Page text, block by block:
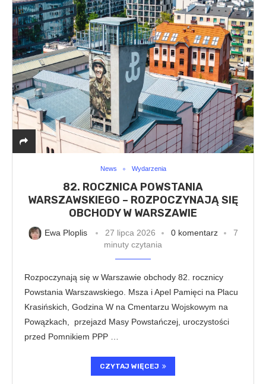
News Wydarzenia
82. ROCZNICA POWSTANIA
WARSZAWSKIEGO – ROZPOCZYNAJĄ SIĘ
OBCHODY W WARSZAWIE
Ewa Ploplis 27 lipca 2026 0 komentarz
7
minuty czytania
Rozpoczynają się w Warszawie obchody 82. rocznicy
Powstania Warszawskiego. Msza i Apel Pamięci na Placu
Krasińskich, Godzina W na Cmentarzu Wojskowym na
Powązkach, przejazd Masy Powstańczej, uroczystości
przed Pomnikiem PPP …
CZYTAJ WIĘCEJ